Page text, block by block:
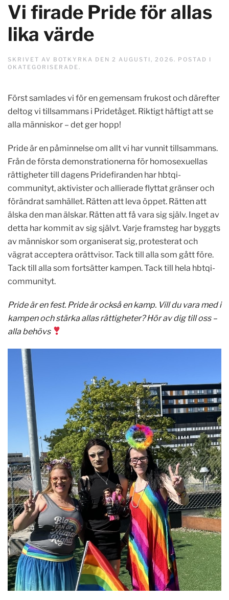
Vi firade Pride för allas
lika värde
SKRIVET AV BOTKYRKA DEN 2 AUGUSTI, 2026 . POSTAD I
OKATEGORISERADE .
Först samlades vi för en gemensam frukost och därefter
deltog vi tillsammans i Pridetåget. Riktigt häftigt att se
alla människor – det ger hopp!
Pride är en påminnelse om allt vi har vunnit tillsammans.
Från de första demonstrationerna för homosexuellas
rättigheter till dagens Pridefiranden har hbtqi-
communityt, aktivister och allierade flyttat gränser och
förändrat samhället. Rätten att leva öppet. Rätten att
älska den man älskar. Rätten att få vara sig själv. Inget av
detta har kommit av sig självt. Varje framsteg har byggts
av människor som organiserat sig, protesterat och
vägrat acceptera orättvisor. Tack till alla som gått före.
Tack till alla som fortsätter kampen. Tack till hela hbtqi-
communityt.
Pride är en fest. Pride är också en kamp. Vill du vara med i
kampen och stärka allas rättigheter? Hör av dig till oss –
alla behövs